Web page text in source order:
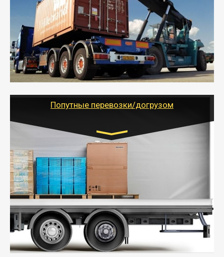
от 10 000 руб. Возможен догруз
- Доставка фурой до 20 т возможна для больших
объемов грузов, упакованных в коробки, мешки,
паллеты и россыпью в самые отдаленные места
России с гарантией полной сохранности.
- Тайгер Логистик предоставляет услуги по
грузоперевозкам для физических и юридических лиц
Попутные перевозки/догрузом
Транспорт:
Газель (1,5 и 3 тонны), Бычок, Еврофура от 5 до
10 тонн
от 5000 руб. Возможен догруз
- Экономный способ доставить вещи от 200 кг в
другой город - догрузом или попутно. Попутные
грузоперевозки для физлиц, ИП и юрлиц обходятся
дешевле.
- Тайгер Логистик организует доставку
крупногабаритных и личных вещей по нужному